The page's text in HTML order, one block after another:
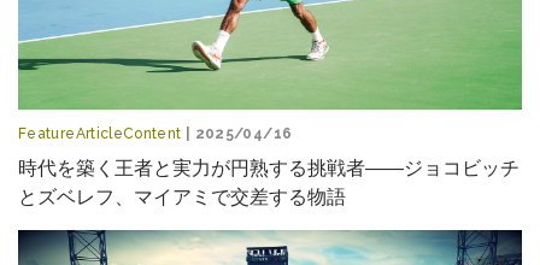
FeatureArticleContent | 2025/04/16
時代を築く王者と実力が円熟する挑戦者――ジョコビッチ
とズベレフ、マイアミで交差する物語